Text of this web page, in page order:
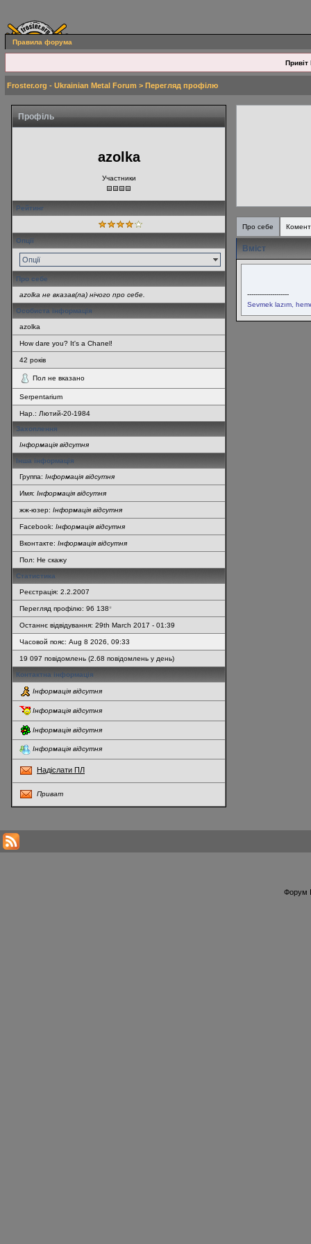
Правила форума
Привіт
Froster.org - Ukrainian Metal Forum > Перегляд профілю
Профіль
azolka
Участники
Рейтинг
Опції
Опції
Про себе
azolka не вказав(ла) нічого про себе.
Особиста інформація
azolka
How dare you? It's a Chanel!
42 років
Пол не вказано
Serpentarium
Нар.: Лютий-20-1984
Захоплення
Інформація відсутня
Інша інформація
Группа: Інформація відсутня
Имя: Інформація відсутня
жж-юзер: Інформація відсутня
Facebook: Інформація відсутня
Вконтакте: Інформація відсутня
Пол: Не скажу
Статистика
Реєстрація: 2.2.2007
Перегляд профілю: 96 138*
Останнє відвідування: 29th March 2017 - 01:39
Часовой пояс: Aug 8 2026, 09:33
19 097 повідомлень (2.68 повідомлень у день)
Контактна інформація
Інформація відсутня
Інформація відсутня
Інформація відсутня
Інформація відсутня
Надіслати ПЛ
Приват
Про себе
Вміст
--------------------
Sevmek lazım,
Форум